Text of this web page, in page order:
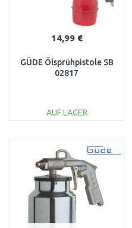
14,99 €
GÜDE Ölsprühpistole SB
02817
AUF LAGER
Vergleichen